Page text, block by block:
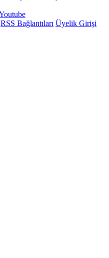
RSS Bağlantıları Üyelik Girişi